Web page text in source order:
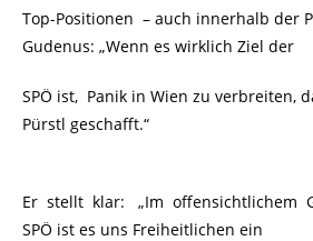
Top-Positionen – auch innerhalb der
Gudenus: „Wenn es wirklich Ziel der
SPÖ ist, Panik in Wien zu verbreiten,
Pürstl geschafft.“
Er stellt klar: „Im offensichtlichem
SPÖ ist es uns Freiheitlichen ein